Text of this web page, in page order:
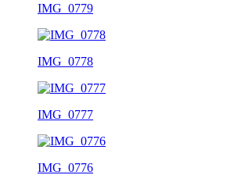
IMG_0779
IMG_0778
IMG_0777
IMG_0776